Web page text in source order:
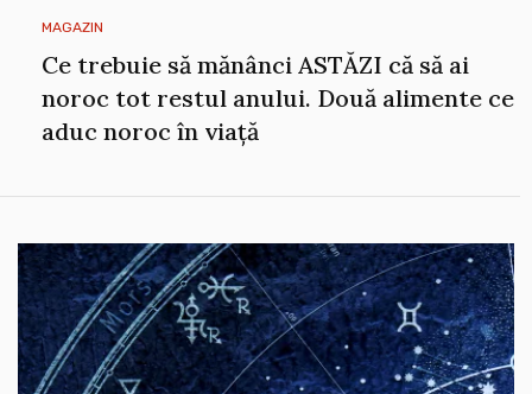
MAGAZIN
Ce trebuie să mănânci ASTĂZI că să ai
noroc tot restul anului. Două alimente ce
aduc noroc în viață